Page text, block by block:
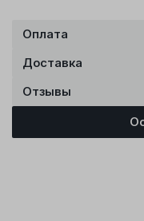
Оплата
Доставка
Отзывы